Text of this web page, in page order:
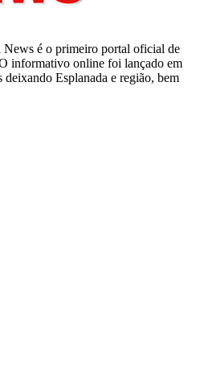
News é o primeiro portal oficial de
informativo online foi lançado em
deixando Esplanada e região, bem